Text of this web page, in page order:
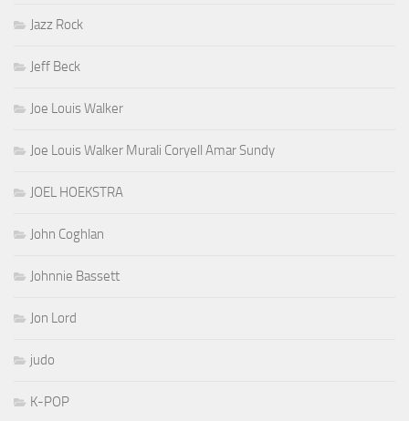
Jazz Rock
Jeff Beck
Joe Louis Walker
Joe Louis Walker Murali Coryell Amar Sundy
JOEL HOEKSTRA
John Coghlan
Johnnie Bassett
Jon Lord
judo
K-POP